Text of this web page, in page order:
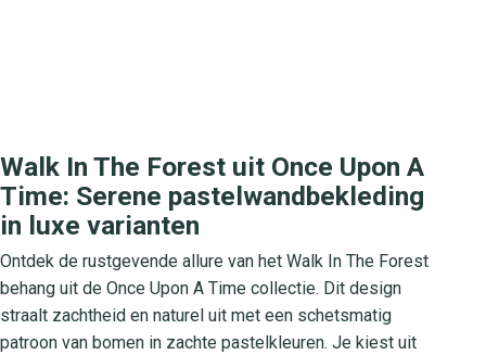
Walk In The Forest uit Once Upon A
Time: Serene pastelwandbekleding
in luxe varianten
Ontdek de rustgevende allure van het Walk In The Forest
behang uit de Once Upon A Time collectie. Dit design
straalt zachtheid en naturel uit met een schetsmatig
patroon van bomen in zachte pastelkleuren. Je kiest uit